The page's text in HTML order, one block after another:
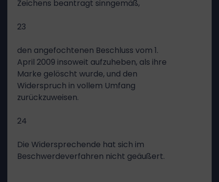
Zeichens beantragt sinngemäß,
23
den angefochtenen Beschluss vom 1.
April 2009 insoweit aufzuheben, als ihre
Marke gelöscht wurde, und den
Widerspruch in vollem Umfang
zurückzuweisen.
24
Die Widersprechende hat sich im
Beschwerdeverfahren nicht geäußert.